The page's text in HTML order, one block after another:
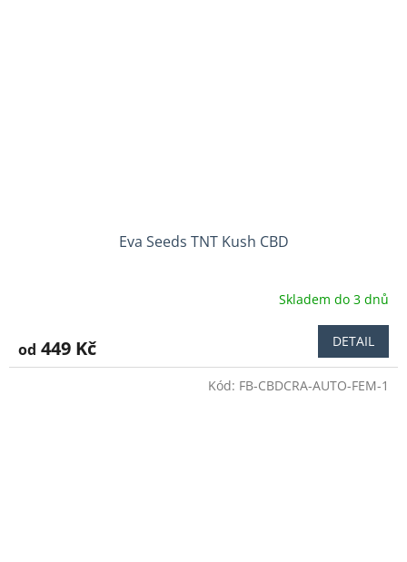
Eva Seeds TNT Kush CBD
Skladem do 3 dnů
od 449 Kč DETAIL
Kód: FB-CBDCRA-AUTO-FEM-1